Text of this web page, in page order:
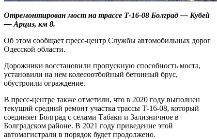
Отремонтирован мост на трассе Т-16-08 Болград — Кубей
— Арциз, км 8.
Об этом сообщает пресс-центр Службы автомобильных дорог
Одесской области.
Дорожники восстановили пропускную способность моста,
установили на нем колесоотбойный бетонный брус,
обустроили ограждение.
В пресс-центре также отметили, что в 2020 году выполнен
текущий средний ремонт участка трассы Т-16-08, который
соединяет Болград с селами Табаки и Зализничное в
Болградском районе. В 2021 году приведение этой
автомагистрали в порядок будет продолжено.